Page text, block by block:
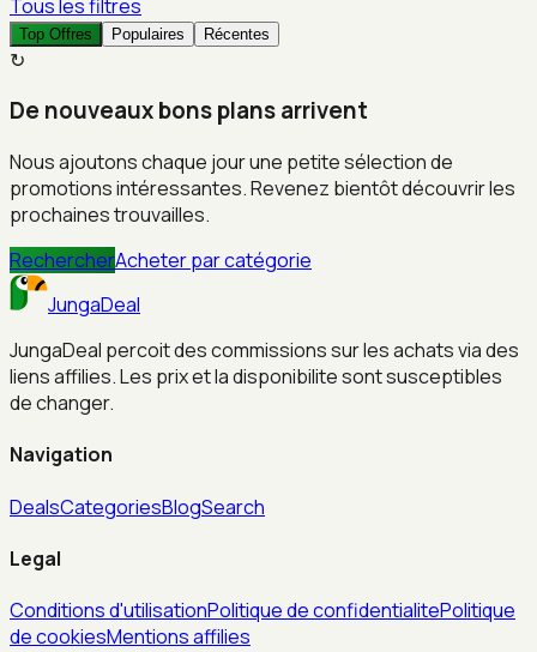
Tous les filtres
Top Offres Populaires Récentes
↻
De nouveaux bons plans arrivent
Nous ajoutons chaque jour une petite sélection de
promotions intéressantes. Revenez bientôt découvrir les
prochaines trouvailles.
RechercherAcheter par catégorie
JungaDeal
JungaDeal percoit des commissions sur les achats via des
liens affilies. Les prix et la disponibilite sont susceptibles
de changer.
Navigation
DealsCategoriesBlogSearch
Legal
Conditions d'utilisationPolitique de confidentialitePolitique
de cookiesMentions affilies